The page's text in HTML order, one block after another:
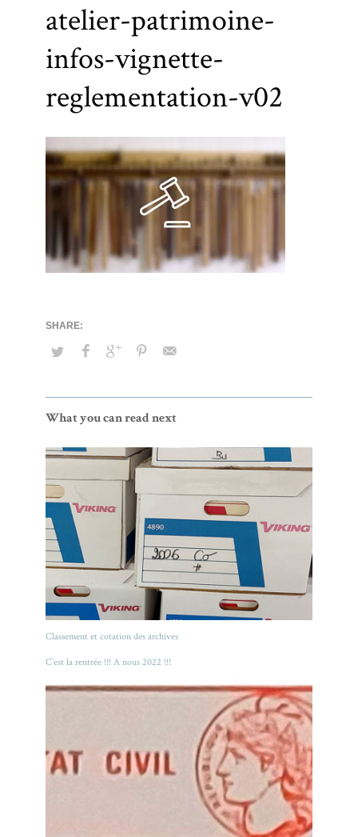
atelier-patrimoine-
infos-vignette-
reglementation-v02
What you can read next
Classement et cotation des archives
C’est la rentrée !!! A nous 2022 !!!